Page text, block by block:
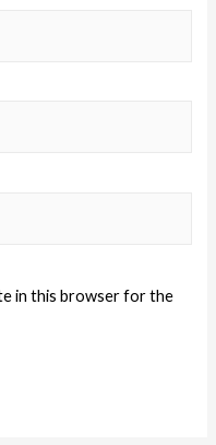
in this browser for the